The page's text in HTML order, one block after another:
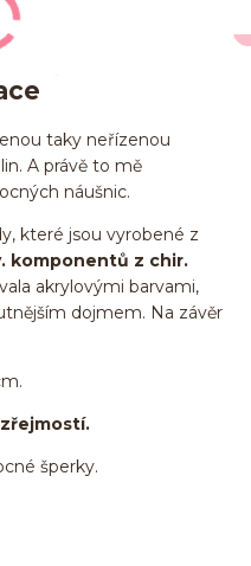
taky neřízenou
A právě to mě
náušnic.
které jsou vyrobené z
komponentů z chir.
akrylovými barvami,
dojmem. Na závěr
šperky.